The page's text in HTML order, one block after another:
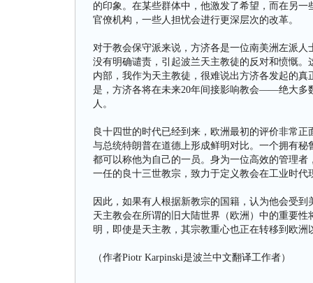
的印象。在某些群体中，他激发了希望，而在另
官僚机构，一些人担忧会进行更深层次的改革。
对于教会保守派来说，方济各是一位南美洲左派
没有明确谴责，引起波兰天主教徒的反对和愤慨
内部，我作为天主教徒，很难说出方济各发起的
是，方济各将在未来20年间接影响教会——绝大多
人。
良十四世的时代已经到来，欧洲最初的评价非常
与总统特朗普在道德上形成鲜明对比。一个拥有
都可以称他为自己的一员。身为一位高效的管理
一任的良十三世教宗，致力于定义教会在工业时
因此，如果有人根据新教宗的国籍，认为他会受
天主教会在所谓的旧大陆世界（欧洲）中的重要
明，即使是天主教，其宗教重心也正在转移到欧洲
（作者Piotr Karpinski是波兰中文翻译工作者）